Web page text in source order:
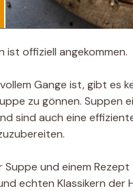
ist offiziell angekommen.
Gange ist, gibt es
zu gönnen. Suppen
sind auch eine
und einem
echten Klassikern